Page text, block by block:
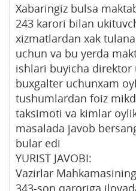
Xabaringiz bulsa
243 karori bilan
xizmatlardan xak
uchun va bu yerda
ishlari buyicha direktor
buxgalter uchunxam
tushumlardan foiz
taksimoti va kimlar
masalada javob
bular edi
YURIST JAVOBI:
Vazirlar
343-son qaroriga